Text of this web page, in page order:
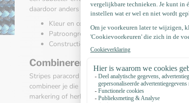
daardoor anders uitkomen dan op een rechte streng.
Kleur en contrast: hoe goed de strepen
Patroongrootte: fijne versus grove strepen
Constructie en flexibiliteit: bepaalde
Combineren en styling
Stripes paracord combineert gemakkelijk met effen
combineer je die met een effen koord. Wil je juist
markering of herkenning biedt het strepenpatroon